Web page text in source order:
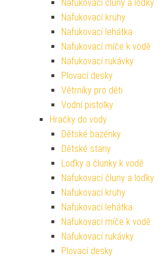
Nafukovací čluny a loďky
Nafukovací kruhy
Nafukovací lehátka
Nafukovací míče k vodě
Nafukovací rukávky
Plovací desky
Větrníky pro děti
Vodní pistolky
Hračky do vody
Dětské bazénky
Dětské stany
Loďky a člunky k vodě
Nafukovací čluny a loďky
Nafukovací kruhy
Nafukovací lehátka
Nafukovací míče k vodě
Nafukovací rukávky
Plovací desky